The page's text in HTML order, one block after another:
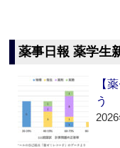
薬事日報 薬学生
【
う